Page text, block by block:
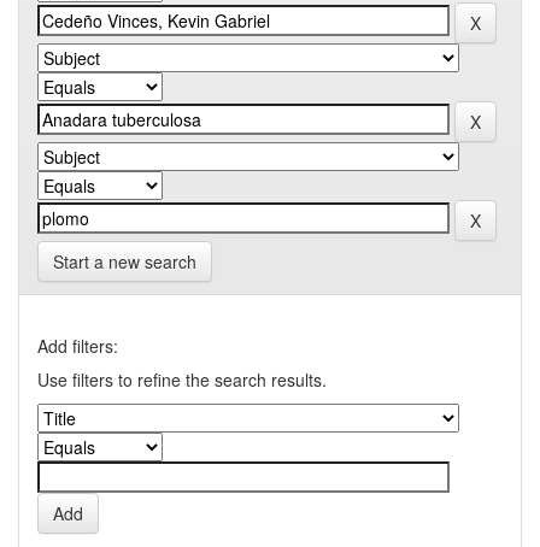
Start a new search
Add filters:
Use filters to refine the search results.